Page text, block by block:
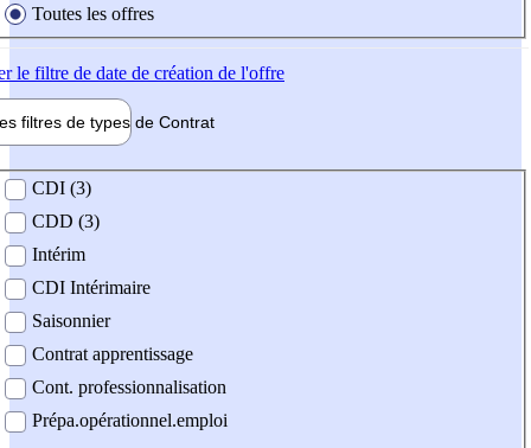
Toutes les offres
le filtre de date de création de l'offre
filtres de types de Contrat
contrat
CDI (3)
CDD (3)
Intérim
CDI Intérimaire
Saisonnier
Contrat apprentissage
Cont. professionnalisation
Prépa.opérationnel.emploi